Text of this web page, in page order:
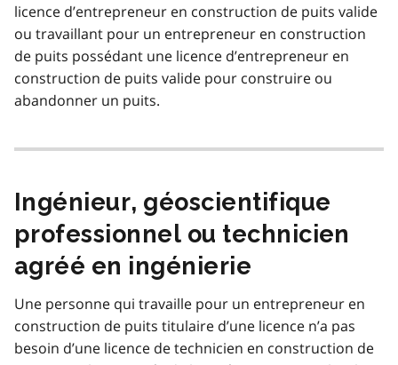
licence d’entrepreneur en construction de puits valide
ou travaillant pour un entrepreneur en construction
de puits possédant une licence d’entrepreneur en
construction de puits valide pour construire ou
abandonner un puits.
Ingénieur, géoscientifique
professionnel ou technicien
agréé en ingénierie
Une personne qui travaille pour un entrepreneur en
construction de puits titulaire d’une licence n’a pas
besoin d’une licence de technicien en construction de